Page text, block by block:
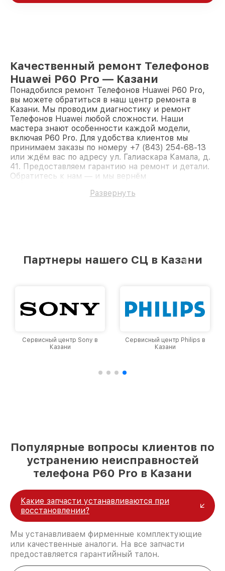
Качественный ремонт Телефонов
Huawei P60 Pro — Казани
Понадобился ремонт Телефонов Huawei P60 Pro,
вы можете обратиться в наш центр ремонта в
Казани. Мы проводим диагностику и ремонт
Телефонов Huawei любой сложности. Наши
мастера знают особенности каждой модели,
включая P60 Pro. Для удобства клиентов мы
принимаем заказы по номеру +7 (843) 254-68-13
или ждём вас по адресу ул. Галиаскара Камала, д.
41. Предоставляем гарантию на ремонт и детали.
Обратитесь к нам — и мы вернём
Развернуть
Партнеры нашего СЦ в Казани
Сервисный центр Sony в
Казани
Сервисный центр Philips в
Казани
Популярные вопросы клиентов по
устранению неисправностей
телефона P60 Pro в Казани
Какие запчасти устанавливаются при
восстановлении?
Мы устанавливаем фирменные комплектующие
или качественные аналоги. На все запчасти
предоставляется гарантийный талон.